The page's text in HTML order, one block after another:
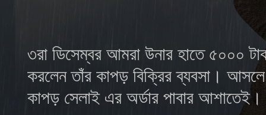
৩রা ডিসেম্বর আমরা উনার হাতে ৫০০০
করলেন তাঁর কাপড় বিক্রির ব্যবসা।
কাপড় সেলাই এর অর্ডার পাবার আশাতেই।